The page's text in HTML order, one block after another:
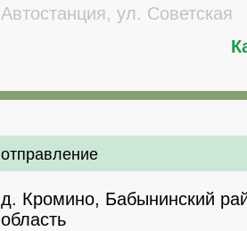
Автостанция, ул. Советская
отправление
д. Кромино, Бабынинский
область